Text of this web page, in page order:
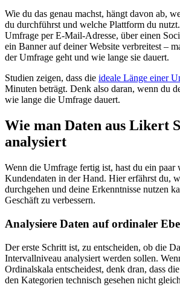
Wie du das genau machst, hängt davon ab,
du durchführst und welche Plattform du
Umfrage per E-Mail-Adresse, über einen
ein Banner auf deiner Website verbreitest –
der Umfrage geht und wie lange sie dauert.
Studien zeigen, dass die ideale Länge einer
Minuten beträgt. Denk also daran, wenn du
wie lange die Umfrage dauert.
Wie man Daten aus Likert
analysiert
Wenn die Umfrage fertig ist, hast du ein paar
Kundendaten in der Hand. Hier erfährst du,
durchgehen und deine Erkenntnisse nutzen
Geschäft zu verbessern.
Analysiere Daten auf ordinaler
Der erste Schritt ist, zu entscheiden, ob die
Intervallniveau analysiert werden sollen.
Ordinalskala entscheidest, denk dran, dass
den Kategorien technisch gesehen nicht